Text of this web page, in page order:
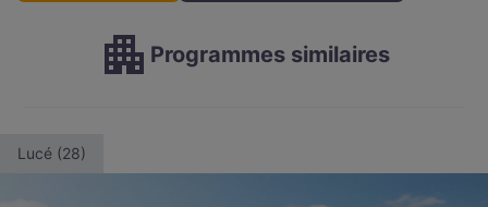
Programmes similaires
Lucé (28)